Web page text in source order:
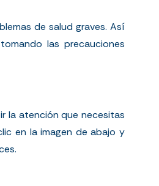
de salud graves. Así
las precauciones
la atención que necesitas
en la imagen de abajo y